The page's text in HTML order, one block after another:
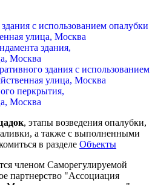
, этапы возведения опалубки,
а также с выполненными
в разделе Объекты
членом Саморегулируемой
партнерство "Ассоциация